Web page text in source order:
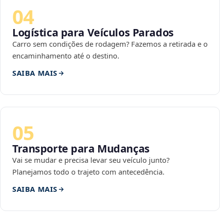
04
Logística para Veículos Parados
Carro sem condições de rodagem? Fazemos a retirada e o
encaminhamento até o destino.
SAIBA MAIS
05
Transporte para Mudanças
Vai se mudar e precisa levar seu veículo junto?
Planejamos todo o trajeto com antecedência.
SAIBA MAIS